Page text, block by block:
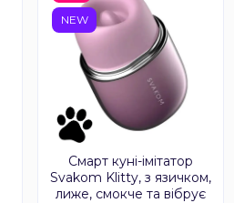
NEW
Смарт куні-імітатор
Svakom Klitty, з язичком,
лиже, смокче та вібрує